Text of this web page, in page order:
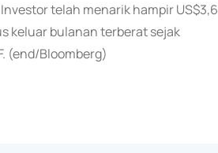
telah menarik hampir US$3,6
keluar bulanan terberat sejak
(end/Bloomberg)